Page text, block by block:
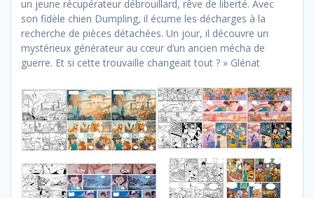
un jeune récupérateur débrouillard, rêve de liberté. Avec
son fidèle chien Dumpling, il écume les décharges à la
recherche de pièces détachées. Un jour, il découvre un
mystérieux générateur au cœur d’un ancien mécha de
guerre. Et si cette trouvaille changeait tout ? » Glénat